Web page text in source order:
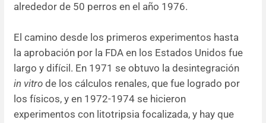
alrededor de 50 perros en el año 1976.
El camino desde los primeros experimentos hasta
la aprobación por la FDA en los Estados Unidos fue
largo y difícil. En 1971 se obtuvo la desintegración
in vitro de los cálculos renales, que fue logrado por
los físicos, y en 1972-1974 se hicieron
experimentos con litotripsia focalizada, y hay que